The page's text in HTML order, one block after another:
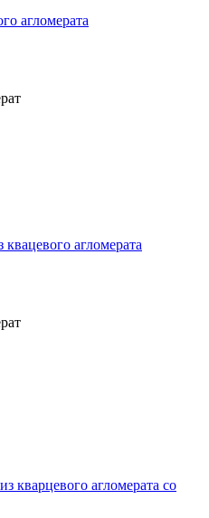
агломерата
агломерата
кварцевого агломерата со